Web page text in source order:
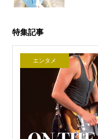
特集記事
エンタメ